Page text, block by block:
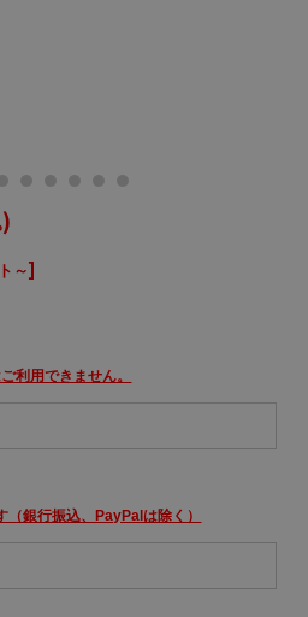
～]
利用できません。
銀行振込、PayPalは除く）